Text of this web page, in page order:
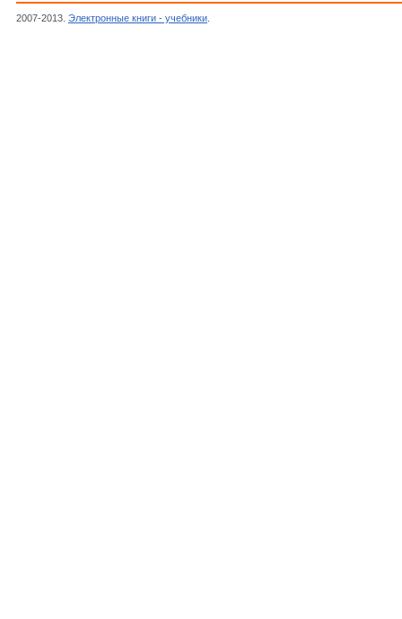
2007-2013. Электронные книги - учебники